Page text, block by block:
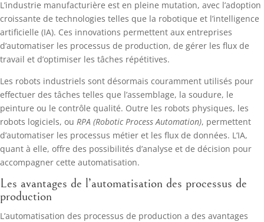
L’industrie manufacturière est en pleine mutation, avec l’adoption
croissante de technologies telles que la robotique et l’intelligence
artificielle (IA). Ces innovations permettent aux entreprises
d’automatiser les processus de production, de gérer les flux de
travail et d’optimiser les tâches répétitives.
Les robots industriels sont désormais couramment utilisés pour
effectuer des tâches telles que l’assemblage, la soudure, le
peinture ou le contrôle qualité. Outre les robots physiques, les
robots logiciels, ou RPA (Robotic Process Automation), permettent
d’automatiser les processus métier et les flux de données. L’IA,
quant à elle, offre des possibilités d’analyse et de décision pour
accompagner cette automatisation.
Les avantages de l’automatisation des processus de
production
L’automatisation des processus de production a des avantages